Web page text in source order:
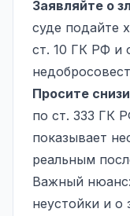
Заявляйте о
суде подайте
ст. 10 ГК РФ и
Просите
по ст. 333 ГК
показывает
реальным
Важный
неустойки и о